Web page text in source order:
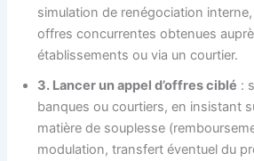
simulation de renégociation
offres concurrentes obtenues
établissements ou via un courtier.
3. Lancer un appel d’offres ciblé :
banques ou courtiers, en insistant
matière de souplesse
modulation, transfert éventuel du